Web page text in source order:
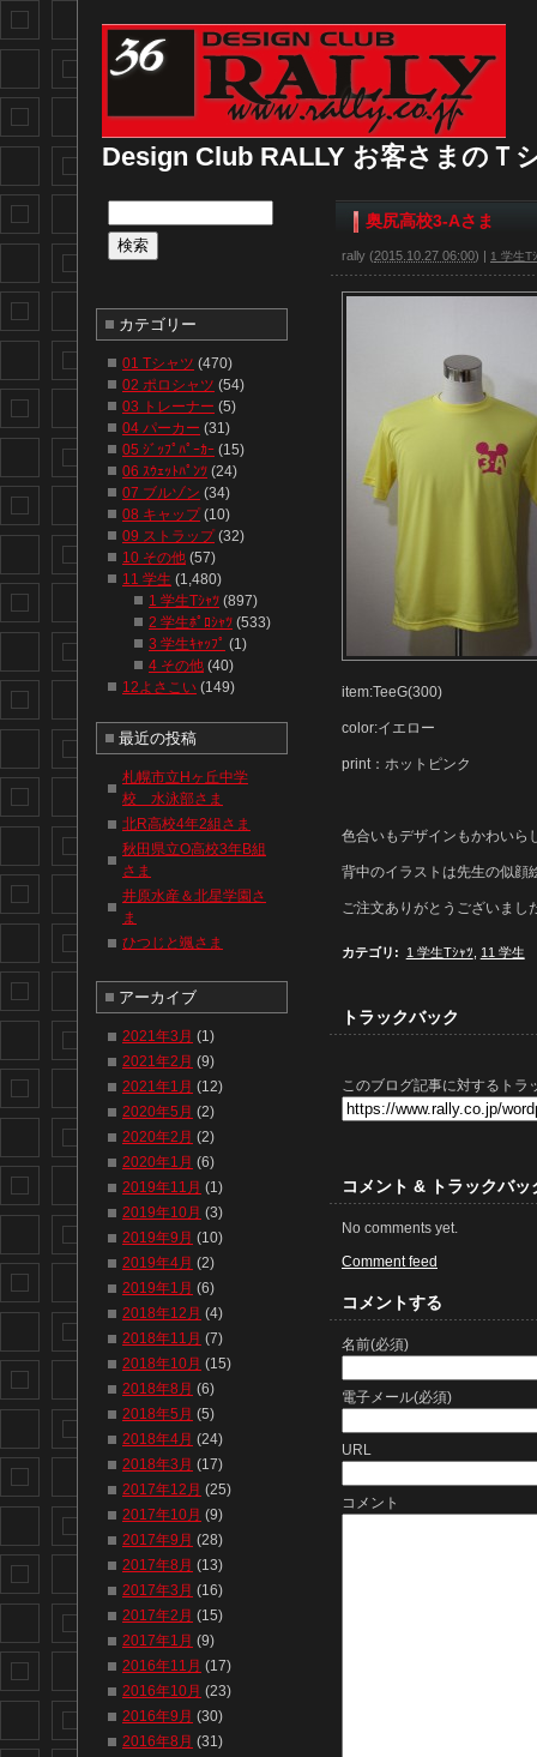
Design Club RALLY お客さまのＴ
奥尻高校3-Aさま
rally (2015.10.27 06:00) | 1 学生T
item:TeeG(300)
color:イエロー
print：ホットピンク
色合いもデザインもかわいら
背中のイラストは先生の似顔
ご注文ありがとうございまし
カテゴリ : 1 学生Tｼｬﾂ 11 学生
トラックバック
このブログ記事に対するトラ
コメント & トラックバッ
No comments yet.
Comment feed
コメントする
名前(必須)
電子メール(必須)
URL
コメント
カテゴリー
01 Tシャツ (470)
02 ポロシャツ (54)
03 トレーナー (5)
04 パーカー (31)
05 ｼﾞｯﾌﾟﾊﾟｰｶｰ (15)
06 ｽｳｪｯﾄﾊﾟﾝﾂ (24)
07 ブルゾン (34)
08 キャップ(10)
09 ストラップ(32)
10 その他 (57)
11 学生 (1,480)
1 学生Tｼｬﾂ (897)
2 学生ﾎﾟﾛｼｬﾂ (533)
3 学生ｷｬｯﾌﾟ (1)
4 その他 (40)
12よさこい (149)
最近の投稿
札幌市立Hヶ丘中学
校 水泳部さま
北R高校4年2組さま
秋田県立O高校3年B組
さま
井原水産＆北星学園さ
ま
ひつじと颯さま
アーカイブ
2021年3月 (1)
2021年2月 (9)
2021年1月 (12)
2020年5月 (2)
2020年2月 (2)
2020年1月 (6)
2019年11月 (1)
2019年10月 (3)
2019年9月 (10)
2019年4月 (2)
2019年1月 (6)
2018年12月 (4)
2018年11月 (7)
2018年10月 (15)
2018年8月 (6)
2018年5月 (5)
2018年4月 (24)
2018年3月 (17)
2017年12月 (25)
2017年10月 (9)
2017年9月 (28)
2017年8月 (13)
2017年3月 (16)
2017年2月 (15)
2017年1月 (9)
2016年11月 (17)
2016年10月 (23)
2016年9月 (30)
2016年8月 (31)